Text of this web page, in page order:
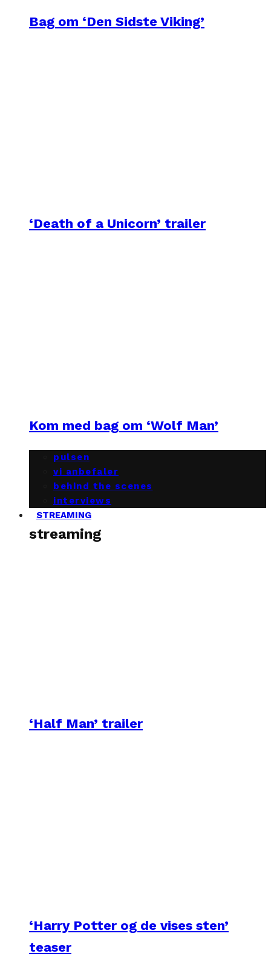
Bag om ‘Den Sidste Viking’
‘Death of a Unicorn’ trailer
Kom med bag om ‘Wolf Man’
pulsen
vi anbefaler
behind the scenes
interviews
STREAMING
streaming
‘Half Man’ trailer
‘Harry Potter og de vises sten’
teaser